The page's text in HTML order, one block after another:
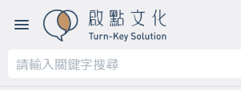
第一章 【開篇】